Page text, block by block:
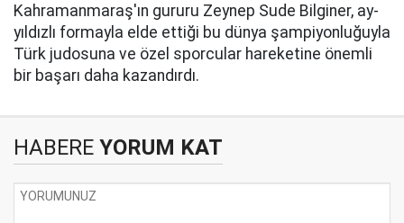
Kahramanmaraş'ın gururu Zeynep Sude Bilginer, ay-
yıldızlı formayla elde ettiği bu dünya şampiyonluğuyla
Türk judosuna ve özel sporcular hareketine önemli
bir başarı daha kazandırdı.
HABERE YORUM KAT